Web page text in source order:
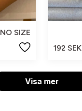
NO SIZE
192 SEK
Visa mer